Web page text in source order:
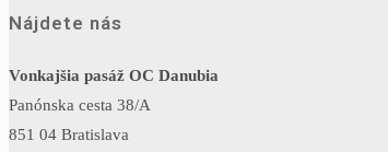
Nájdete nás
Vonkajšia pasáž OC Danubia
Panónska cesta 38/A
851 04 Bratislava